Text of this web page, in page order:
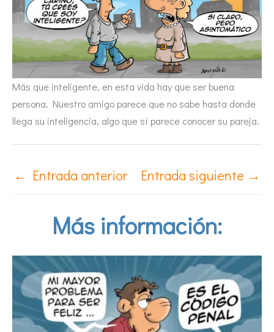
Más que inteligente, en esta vida hay que ser buena
persona. Nuestro amigo parece que no sabe hasta donde
llega su inteligencia, algo que sí parece conocer su pareja.
← Entrada anterior Entrada siguiente →
Más información: